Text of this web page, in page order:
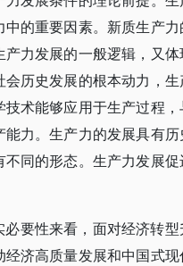
的重要因素。新质生产
力发展的一般逻辑，又
历史发展的根本动力，
术能够应用于生产过程
力。生产力的发展具有
同的形态。生产力发展
要性来看，面对经济转
济高质量发展和中国式